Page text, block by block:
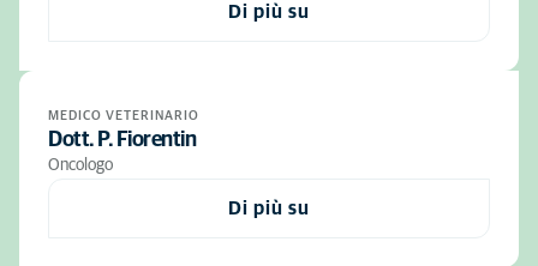
Di più su
MEDICO VETERINARIO
Dott. P. Fiorentin
Oncologo
Di più su